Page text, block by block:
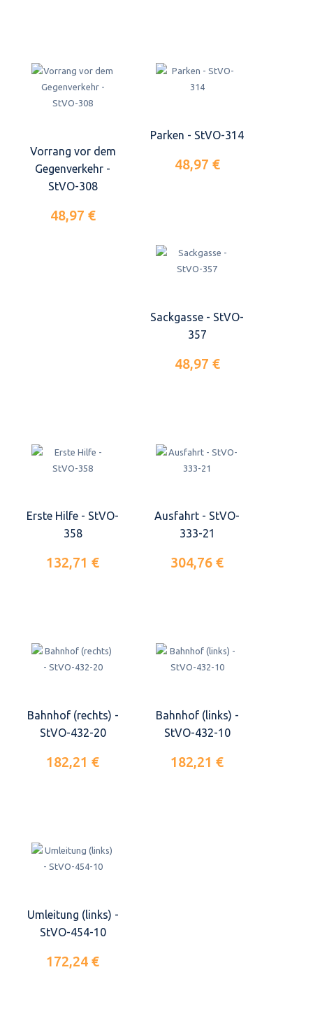
Vorrang vor dem
Gegenverkehr -
StVO-308
48,97 €
Parken - StVO-314
48,97 €
Sackgasse - StVO-
357
48,97 €
Erste Hilfe - StVO-
358
132,71 €
Ausfahrt - StVO-
333-21
304,76 €
Bahnhof (rechts) -
StVO-432-20
182,21 €
Bahnhof (links) -
StVO-432-10
182,21 €
Umleitung (links) -
StVO-454-10
172,24 €